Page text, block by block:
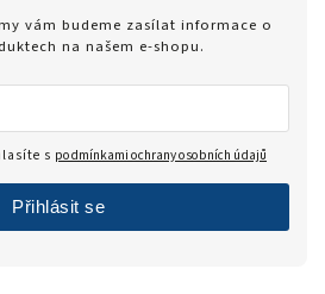
vám budeme zasílat informace o
na našem e-shopu.
s podmínkami ochrany osobních údajů
Přihlásit se